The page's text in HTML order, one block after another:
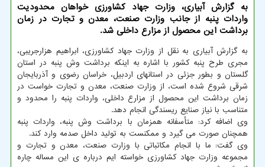
به گزارش آبیاری، وزارت جهاد کشاورزی خواهان محدودیت
واردات پنبه از جانب وزارت صنعت، معدن و تجارت در زمان
برداشت این محصول از مزارع داخلی شد.
به گزارش آبیاری به نقل از وزارت جهاد کشاورزی، ابراهیم هزارجریبی،
مجری طرح پنبه کشور با اشاره به اینکه برداشت وش پنبه در استان
گلستان و بطور جزئی در استانهای اردبیل، خراسان رضوی و آذربایجان
شرقی شروع شده است، از وزارت صنعت، معدن و تجارت خواست در
زمان برداشت این محصول از مزارع داخلی، واردات پنبه را محدود و
متناسب با نیاز صنایع ریسندگی انجام دهد.
وی اضافه کرد: متأسفانه همزمان با برداشت وش پنبه، واردات پنبه
همچنان صورت می گیرد و ممکنست به تولید داخل صدمه وارد کند.
وی گفت: ما با انجام مکاتباتی با وزارت صنعت، معدن و تجارت و
مجموعه وزارت جهاد کشاورزی خواسته ایم درباره ی این مساله چاره